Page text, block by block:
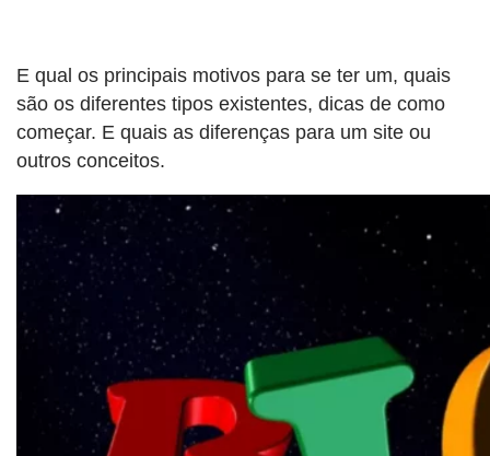
E qual os principais motivos para se ter um, quais
são os diferentes tipos existentes, dicas de como
começar. E quais as diferenças para um site ou
outros conceitos.